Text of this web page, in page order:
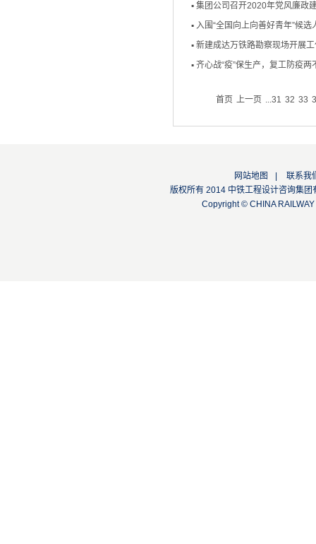
▪ 集团公司召开2020年党风廉政
▪ 入围“全国向上向善好青年”候
▪ 新建成达万铁路勘察现场开展
▪ 齐心战“疫”保生产，复工防疫两
首页 上一页 ...31 32 33
网站地图
联系我
版权所有 2014 中铁工程设计咨询
Copyright © CHINA